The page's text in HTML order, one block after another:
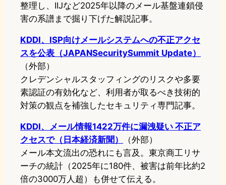
整理し、IIJなど2025年以降のメール基盤連鎖侵
害の系譜まで掘り下げた解説記事。
KDDI、ISP向けメールシステムへの不正アクセ
スを公表（JAPANSecuritySummit Update）
（外部）
クレデンシャルスタッフィングのリスクや多要
素認証の有効化など、利用者が取るべき技術的
対策の観点を補強したセキュリティ専門記事。
KDDI、メール情報1422万件に漏洩疑い 不正ア
クセスで（日本経済新聞）
（外部）
メール本文流出の恐れにも言及。東京商工リサ
ーチの統計（2025年に180件、被害は前年比約2
倍の3000万人超）も併せて伝える。